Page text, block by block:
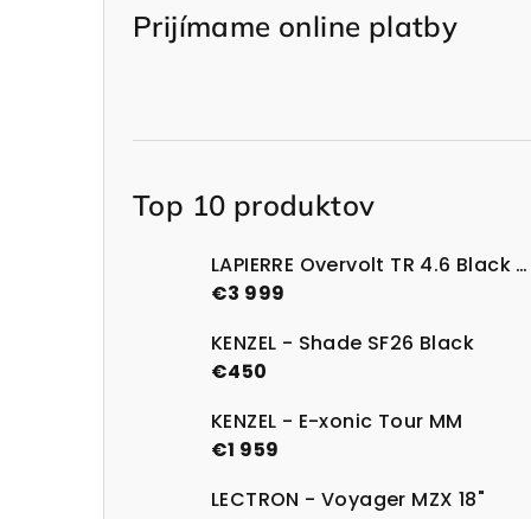
Prijímame online platby
Top 10 produktov
LAPIERRE Overvolt TR 4.6 Black Glossy
€3 999
KENZEL - Shade SF26 Black
€450
KENZEL - E-xonic Tour MM
€1 959
LECTRON - Voyager MZX 18"